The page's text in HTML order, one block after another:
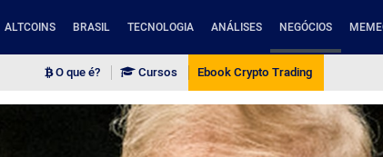
ALTCOINS BRASIL TECNOLOGIA ANÁLISES NEGÓCIOS
O que é? Cursos Ebook Crypto Trading